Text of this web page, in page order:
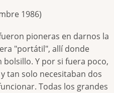
1986)
pioneras en darnos la
"portátil", allí donde
bolsillo. Y por si fuera poco,
tan solo necesitaban dos
Todas los grandes